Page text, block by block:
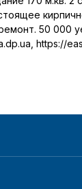
50 000
https://